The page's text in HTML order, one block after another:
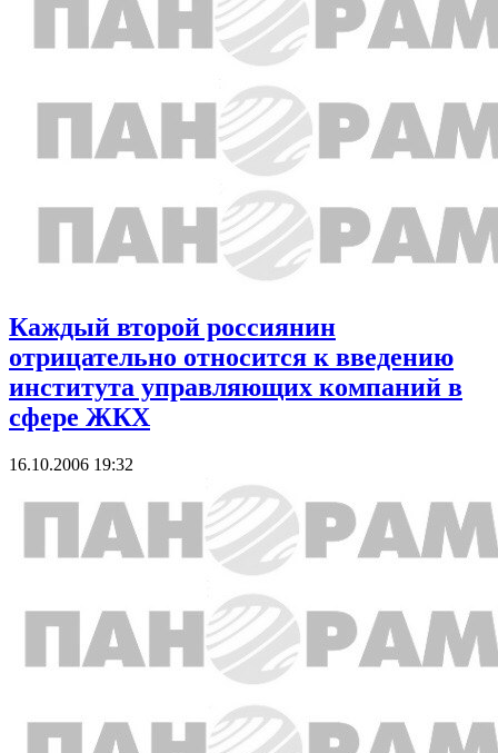
Каждый второй россиянин
отрицательно относится к введению
института управляющих компаний в
сфере ЖКХ
16.10.2006 19:32